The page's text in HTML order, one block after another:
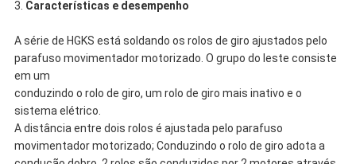
3. Características e desempenho
A série de HGKS está soldando os rolos de giro ajustados pelo
parafuso movimentador motorizado. O grupo do leste consiste
em um
conduzindo o rolo de giro, um rolo de giro mais inativo e o
sistema elétrico.
A distância entre dois rolos é ajustada pelo parafuso
movimentador motorizado; Conduzindo o rolo de giro adota a